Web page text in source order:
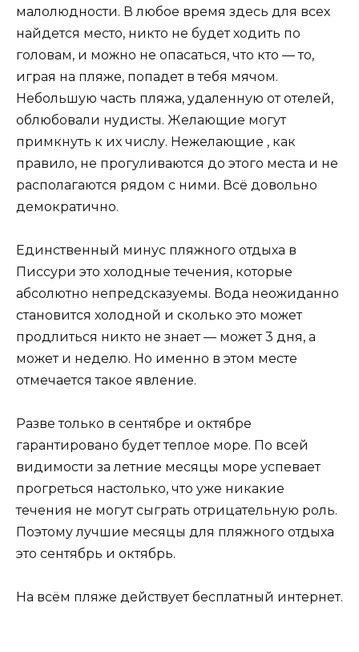
малолюдности. В любое время здесь для всех
найдется место, никто не будет ходить по
головам, и можно не опасаться, что кто — то,
играя на пляже, попадет в тебя мячом.
Небольшую часть пляжа, удаленную от отелей,
облюбовали нудисты. Желающие могут
примкнуть к их числу. Нежелающие , как
правило, не прогуливаются до этого места и не
располагаются рядом с ними. Всё довольно
демократично.
Единственный минус пляжного отдыха в
Писсури это холодные течения, которые
абсолютно непредсказуемы. Вода неожиданно
становится холодной и сколько это может
продлиться никто не знает — может 3 дня, а
может и неделю. Но именно в этом месте
отмечается такое явление.
Разве только в сентябре и октябре
гарантировано будет теплое море. По всей
видимости за летние месяцы море успевает
прогреться настолько, что уже никакие
течения не могут сыграть отрицательную роль.
Поэтому лучшие месяцы для пляжного отдыха
это сентябрь и октябрь.
На всём пляже действует бесплатный интернет.